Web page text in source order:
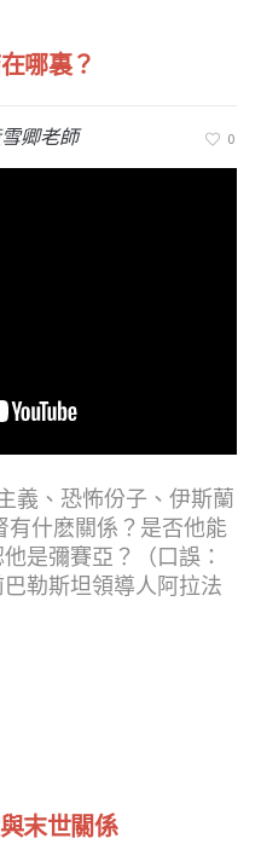
哪裏？
卿老師 0
義、恐怖份子、伊斯蘭
有什麽關係？是否他能
是彌賽亞？（口誤：
勒斯坦領導人阿拉法
末世關係